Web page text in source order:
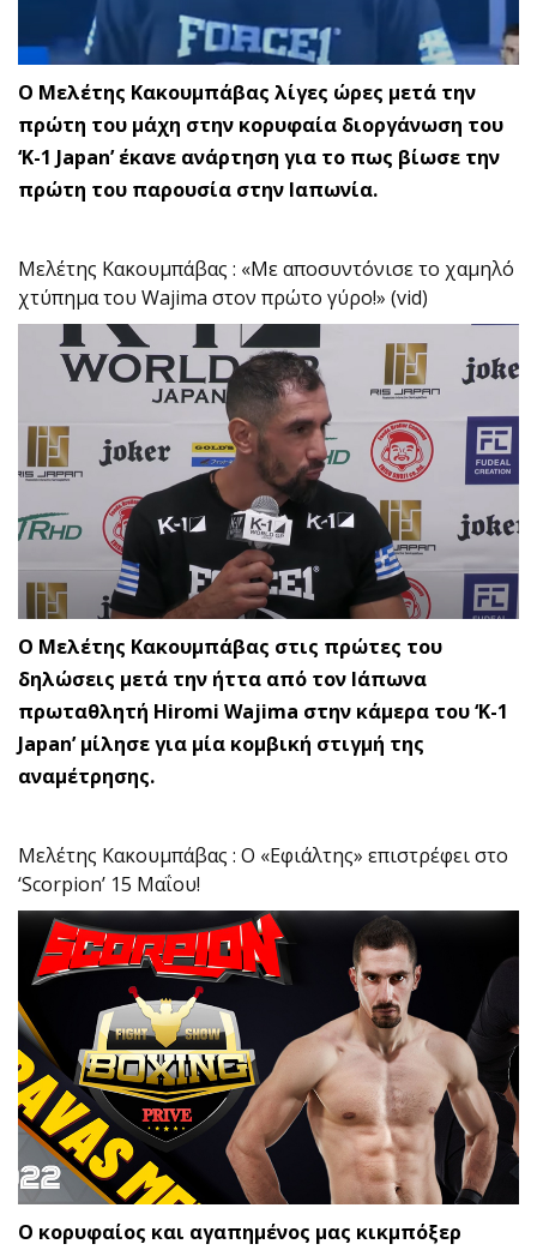
Ο Μελέτης Κακουμπάβας λίγες ώρες μετά την
πρώτη του μάχη στην κορυφαία διοργάνωση του
‘K-1 Japan’ έκανε ανάρτηση για το πως βίωσε την
πρώτη του παρουσία στην Ιαπωνία.
Μελέτης Κακουμπάβας : «Με αποσυντόνισε το χαμηλό
χτύπημα του Wajima στον πρώτο γύρο!» (vid)
Ο Μελέτης Κακουμπάβας στις πρώτες του
δηλώσεις μετά την ήττα από τον Ιάπωνα
πρωταθλητή Hiromi Wajima στην κάμερα του ‘K-1
Japan’ μίλησε για μία κομβική στιγμή της
αναμέτρησης.
Μελέτης Κακουμπάβας : O «Εφιάλτης» επιστρέφει στο
‘Scorpion’ 15 Μαΐου!
Ο κορυφαίος και αγαπημένος μας κικμπόξερ